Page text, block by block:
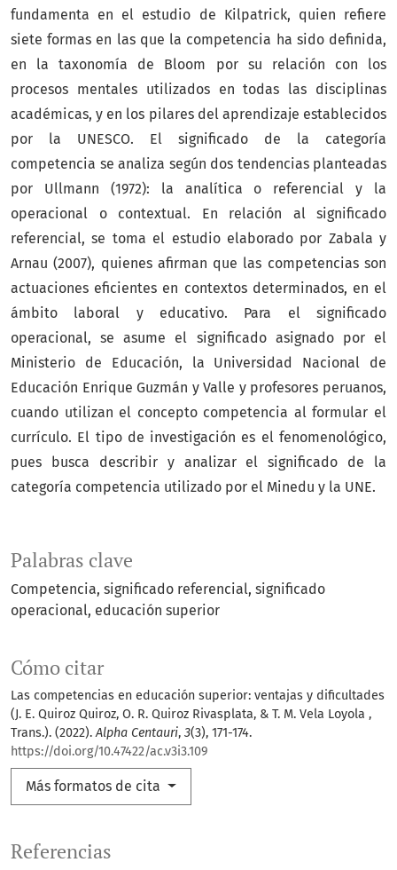
Palabras clave
Competencia significado referencial significado
operacional educación superior
Cómo citar
Las competencias en educación superior: ventajas y dificultades
(J. E. Quiroz Quiroz, O. R. Quiroz Rivasplata, & T. M. Vela Loyola ,
Trans.). (2022).Alpha Centauri, 3(3), 171-174.
https://doi.org/10.47422/ac.v3i3.109
Más formatos de cita
fundamenta en el estudio de Kilpatrick, quien refiere
siete formas en las que la competencia ha sido definida,
en la taxonomía de Bloom por su relación con los
procesos mentales utilizados en todas las disciplinas
académicas, y en los pilares del aprendizaje establecidos
por la UNESCO. El significado de la categoría
competencia se analiza según dos tendencias planteadas
por Ullmann (1972): la analítica o referencial y la
operacional o contextual. En relación al significado
referencial, se toma el estudio elaborado por Zabala y
Arnau (2007), quienes afirman que las competencias son
actuaciones eficientes en contextos determinados, en el
ámbito laboral y educativo. Para el significado
operacional, se asume el significado asignado por el
Ministerio de Educación, la Universidad Nacional de
Educación Enrique Guzmán y Valle y profesores peruanos,
cuando utilizan el concepto competencia al formular el
currículo. El tipo de investigación es el fenomenológico,
pues busca describir y analizar el significado de la
categoría competencia utilizado por el Minedu y la UNE.
Referencias